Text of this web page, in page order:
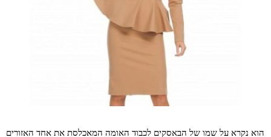
הוא נקרא על שמו של הבאסקים לכבוד האומה המאכלסת את אחד האזורים